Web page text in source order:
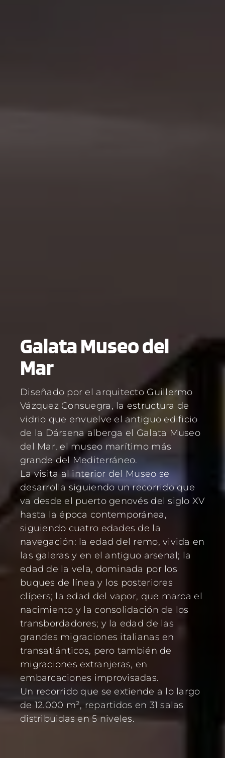
Galata Museo del
Mar
Diseñado por el arquitecto Guillermo
Vázquez Consuegra, la estructura de
vidrio que envuelve el antiguo edificio
de la Dársena alberga el Galata Museo
del Mar, el museo marítimo más
grande del Mediterráneo.
La visita al interior del Museo se
desarrolla siguiendo un recorrido que
va desde el puerto genovés del siglo XV
hasta la época contemporánea,
siguiendo cuatro edades de la
navegación: la edad del remo, vivida en
las galeras y en el antiguo arsenal; la
edad de la vela, dominada por los
buques de línea y los posteriores
clípers; la edad del vapor, que marca el
nacimiento y la consolidación de los
transbordadores; y la edad de las
grandes migraciones italianas en
transatlánticos, pero también de
migraciones extranjeras, en
embarcaciones improvisadas.
Un recorrido que se extiende a lo largo
de 12.000 m², repartidos en 31 salas
distribuidas en 5 niveles.